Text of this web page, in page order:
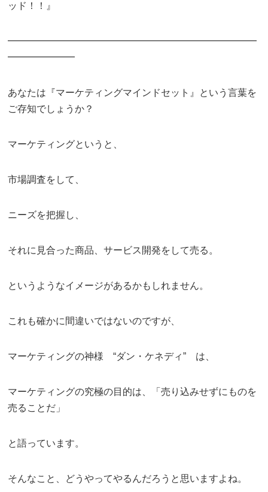
ッド！！』
━━━━━━━━━━━━━━━━━━━━━━━━━━
━━━━━━━
あなたは『マーケティングマインドセット』という言葉を
ご存知でしょうか？
マーケティングというと、
市場調査をして、
ニーズを把握し、
それに見合った商品、サービス開発をして売る。
というようなイメージがあるかもしれません。
これも確かに間違いではないのですが、
マーケティングの神様 “ダン・ケネディ” は、
マーケティングの究極の目的は、「売り込みせずにものを
売ることだ」
と語っています。
そんなこと、どうやってやるんだろうと思いますよね。